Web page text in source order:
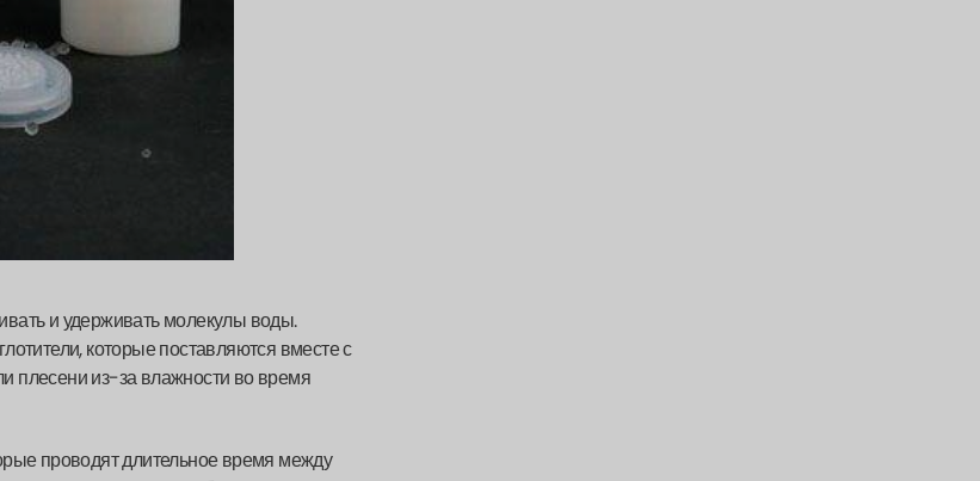
и удерживать молекулы воды.
которые поставляются вместе с
плесени из-за влажности во время
проводят длительное время между